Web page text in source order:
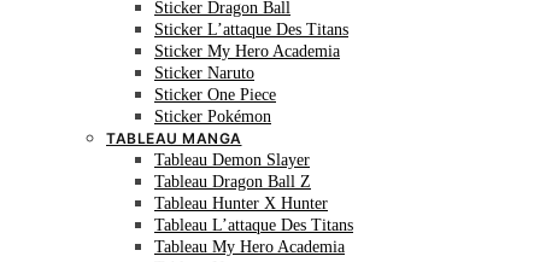
Sticker Dragon Ball
Sticker L’attaque Des Titans
Sticker My Hero Academia
Sticker Naruto
Sticker One Piece
Sticker Pokémon
TABLEAU MANGA
Tableau Demon Slayer
Tableau Dragon Ball Z
Tableau Hunter X Hunter
Tableau L’attaque Des Titans
Tableau My Hero Academia